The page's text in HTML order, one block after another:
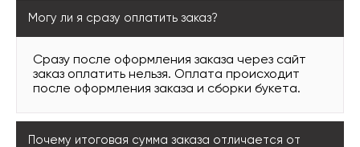
Могу ли я сразу оплатить заказ?
Сразу после оформления заказа через сайт
заказ оплатить нельзя. Оплата происходит
после оформления заказа и сборки букета.
Почему итоговая сумма заказа отличается от